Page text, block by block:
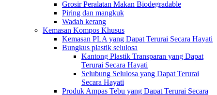
Grosir Peralatan Makan Biodegradable
Piring dan mangkuk
Wadah kerang
Kemasan Kompos Khusus
Kemasan PLA yang Dapat Terurai Secara Hayati
Bungkus plastik selulosa
Kantong Plastik Transparan yang Dapat
Terurai Secara Hayati
Selubung Selulosa yang Dapat Terurai
Secara Hayati
Produk Ampas Tebu yang Dapat Terurai Secara